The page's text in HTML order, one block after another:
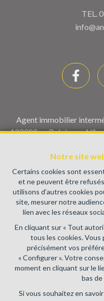
Notre site
Certains cookies sont
et ne peuvent être
utilisons d’autres cookies
site, mesurer notre
lien avec les réseaux
En cliquant sur « Tout
tous les cookies. Vous
précisément vos
« Configurer ». Votre
moment en cliquant sur le
bas
Si vous souhaitez en
TEL.
Agent immobilier
100082 en Belgique - N°
immobiliers, rue du
505 38 50 - info@ipi.be) -
RC professionnelle et
Place du Trône 1, 1000
Couverture valable pour
Conditions
Charte de la